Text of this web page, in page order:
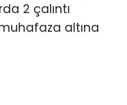
2 çalıntı
altına